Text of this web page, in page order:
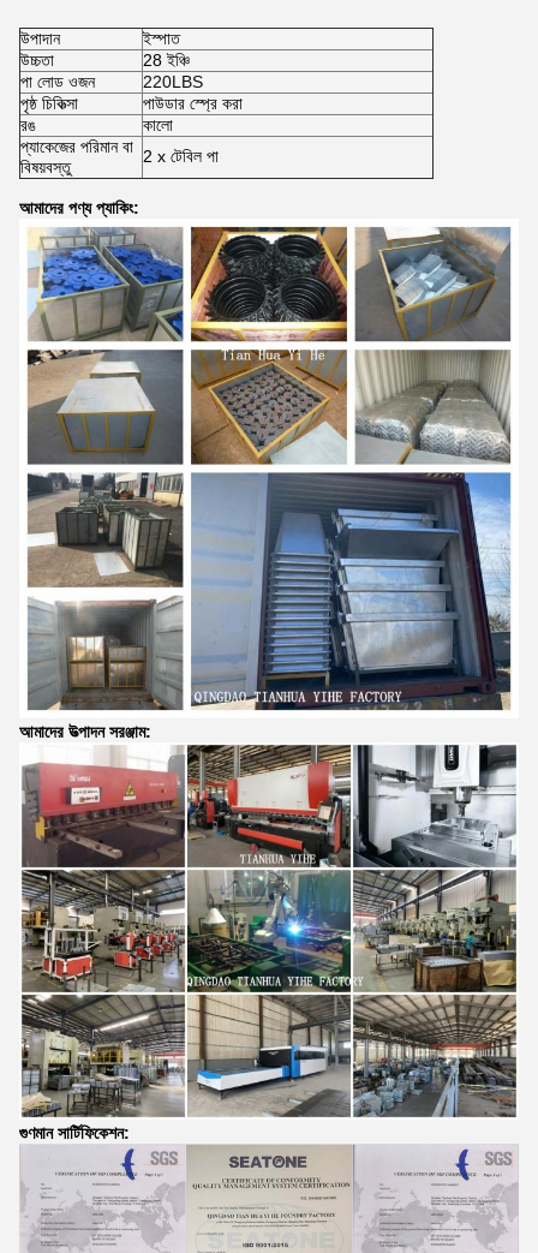
উপাদান
ইস্পাত
উচ্চতা
28 ইঞ্চি
পা লোড ওজন
220LBS
পৃষ্ঠ চিকিত্সা
পাউডার স্প্রে করা
রঙ
কালো
প্যাকেজের পরিমান বা
বিষয়বস্তু
2 x টেবিল পা
আমাদের পণ্য প্যাকিং:
আমাদের উত্পাদন সরঞ্জাম:
গুণমান সার্টিফিকেশন: